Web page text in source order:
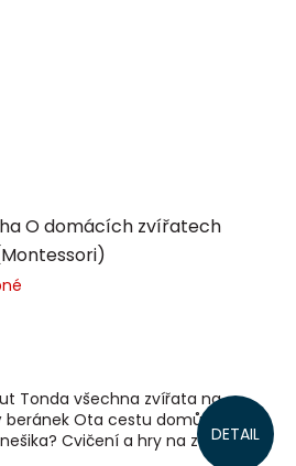
O domácích zvířatech
DETAIL
Tonda všechna zvířata na
Ota cestu domů? Proč je
Cvičení a hry na základě